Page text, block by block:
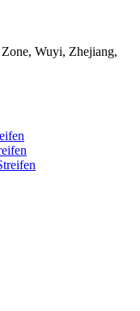
Wuyi, Zhejiang,